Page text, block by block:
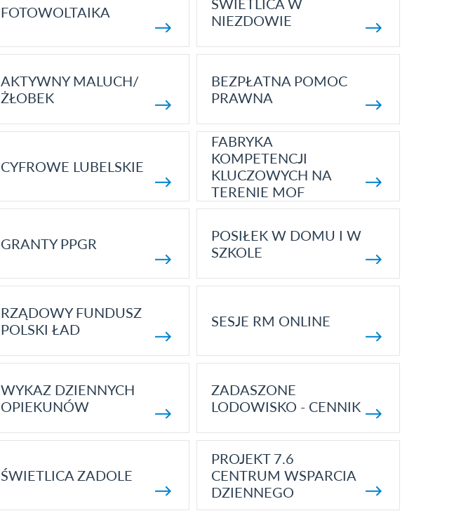
FOTOWOLTAIKA
ŚWIETLICA W
NIEZDOWIE
AKTYWNY MALUCH/
ŻŁOBEK
BEZPŁATNA POMOC
PRAWNA
CYFROWE LUBELSKIE
FABRYKA
KOMPETENCJI
KLUCZOWYCH NA
TERENIE MOF
GRANTY PPGR
POSIŁEK W DOMU I W
SZKOLE
RZĄDOWY FUNDUSZ
POLSKI ŁAD
SESJE RM ONLINE
WYKAZ DZIENNYCH
OPIEKUNÓW
ZADASZONE
LODOWISKO - CENNIK
ŚWIETLICA ZADOLE
PROJEKT 7.6
CENTRUM WSPARCIA
DZIENNEGO